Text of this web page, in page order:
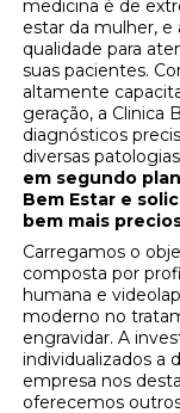
medicina é de
estar da mulher, e
qualidade para
suas pacientes.
altamente
geração, a Clinica
diagnósticos
diversas
em segundo
Bem Estar e
bem mais
Carregamos o
composta por
humana e
moderno no
engravidar. A
individualizados a
empresa nos
oferecemos